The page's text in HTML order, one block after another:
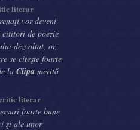
literar
vor deveni
de poezie
dezvoltat, or,
se citeşte foarte
la Clipa merită
literar
foarte bune
şi ale unor